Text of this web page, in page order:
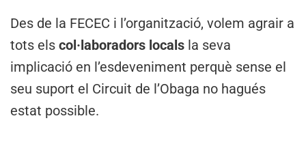
Des de la FECEC i l’organització, volem agrair a
tots els col·laboradors locals la seva
implicació en l’esdeveniment perquè sense el
seu suport el Circuit de l’Obaga no hagués
estat possible.